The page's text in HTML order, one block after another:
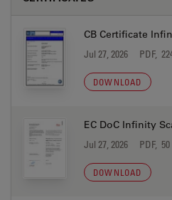
CB Certificate
Jul 27, 2026 PDF,
DOWNLOAD
EC DoC Infinity
Jul 27, 2026 PDF,
DOWNLOAD